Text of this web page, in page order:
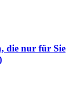
die nur für Sie